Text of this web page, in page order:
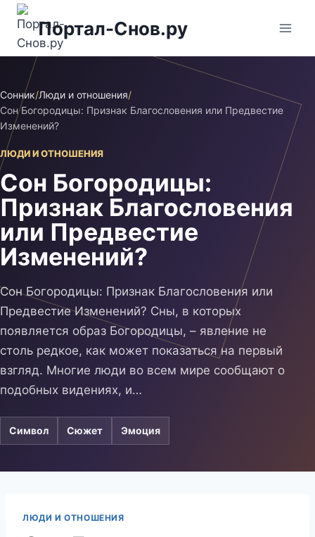
Перейти
содержимому
Портал-Снов.ру
Сонник/Люди и отношения/
Сон Богородицы: Признак Благословения или Предвестие
Изменений?
ЛЮДИ И ОТНОШЕНИЯ
Сон Богородицы:
Признак Благословения
или Предвестие
Изменений?
Сон Богородицы: Признак Благословения или
Предвестие Изменений? Сны, в которых
появляется образ Богородицы, – явление не
столь редкое, как может показаться на первый
взгляд. Многие люди во всем мире сообщают о
подобных видениях, и…
Символ Сюжет Эмоция
ЛЮДИ И ОТНОШЕНИЯ